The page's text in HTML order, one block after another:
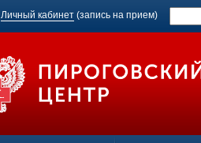
Личный кабинет (запись на прием)